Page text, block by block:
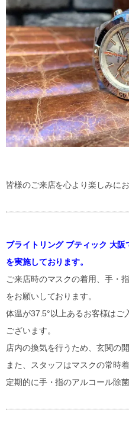
皆様のご来店を心より楽しみに
ブライトリング ブティック 大
を実施しております。
ご来店時のマスクの着用、手・
をお願いしております。
体温が37.5°以上あるお客様は
ございます。
店内の換気を行うため、玄関の
また、スタッフはマスクの常時
定期的に手・指のアルコール除